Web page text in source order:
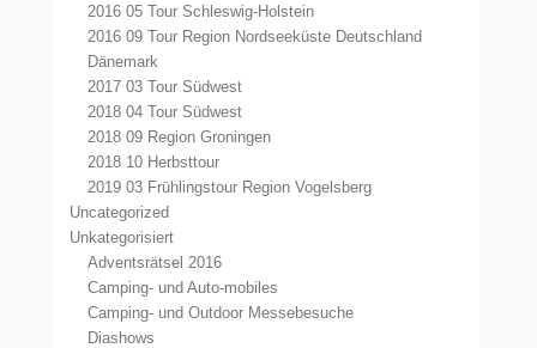
2016 05 Tour Schleswig-Holstein
2016 09 Tour Region Nordseeküste Deutschland
Dänemark
2017 03 Tour Südwest
2018 04 Tour Südwest
2018 09 Region Groningen
2018 10 Herbsttour
2019 03 Frühlingstour Region Vogelsberg
Uncategorized
Unkategorisiert
Adventsrätsel 2016
Camping- und Auto-mobiles
Camping- und Outdoor Messebesuche
Diashows